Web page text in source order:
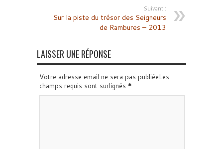
Suivant :
Sur la piste du trésor des Seigneurs
de Rambures – 2013
LAISSER UNE RÉPONSE
Votre adresse email ne sera pas publiéeLes
champs requis sont surlignés *